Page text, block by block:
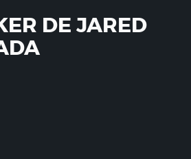
DE JARED